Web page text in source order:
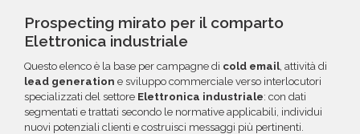
Prospecting mirato per il comparto
Elettronica industriale
Questo elenco è la base per campagne di cold email, attività di
lead generation e sviluppo commerciale verso interlocutori
specializzati del settore Elettronica industriale: con dati
segmentati e trattati secondo le normative applicabili, individui
nuovi potenziali clienti e costruisci messaggi più pertinenti.